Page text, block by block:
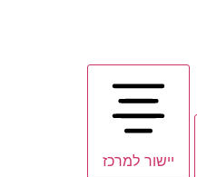
יישור למרכז